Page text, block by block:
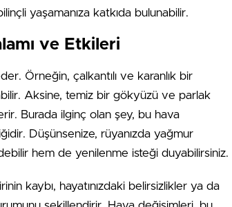
yaşamanıza katkıda bulunabilir.
ve Etkileri
Örneğin, çalkantılı ve karanlık bir
Aksine, temiz bir gökyüzü ve parlak
Burada ilginç olan şey, bu hava
Düşünsenize, rüyanızda yağmur
hem de yenilenme isteği duyabilirsiniz.
kaybı, hayatınızdaki belirsizlikler ya da